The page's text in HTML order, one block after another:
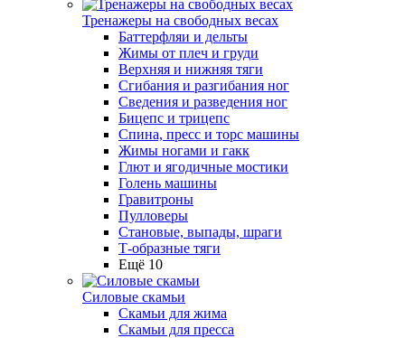
Тренажеры на свободных весах
Баттерфляи и дельты
Жимы от плеч и груди
Верхняя и нижняя тяги
Сгибания и разгибания ног
Сведения и разведения ног
Бицепс и трицепс
Спина, пресс и торс машины
Жимы ногами и гакк
Глют и ягодичные мостики
Голень машины
Гравитроны
Пулловеры
Становые, выпады, шраги
Т-образные тяги
Ещё 10
Силовые скамьи
Скамьи для жима
Скамьи для пресса